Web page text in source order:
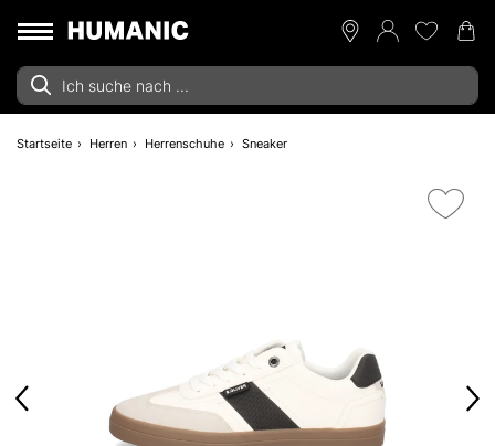
Startseite Herren Herrenschuhe Sneaker